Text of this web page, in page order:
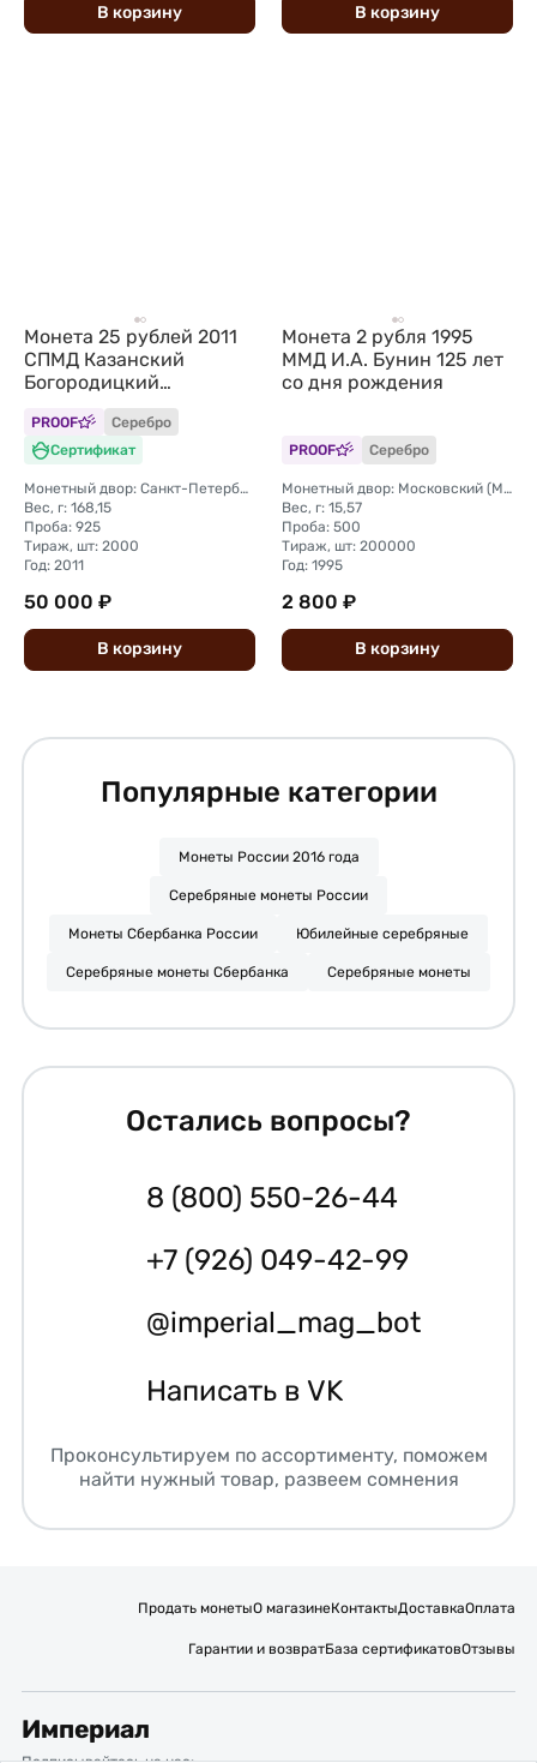
В корзину В корзину
Монета 25 рублей 2011
СПМД Казанский
Богородицкий
монастырь
PROOF
Серебро
Сертификат
Монетный двор: Санкт-Петербургский (СПМД)
Вес, г: 168,15
Проба: 925
Тираж, шт: 2000
Год: 2011
50 000 ₽
В корзину
Монета 2 рубля 1995
ММД И.А. Бунин 125 лет
со дня рождения
PROOF Серебро
Монетный двор: Московский (ММД)
Вес, г: 15,57
Проба: 500
Тираж, шт: 200000
Год: 1995
2 800 ₽
В корзину
Популярные категории
Монеты России 2016 года
Серебряные монеты России
Монеты Сбербанка России Юбилейные серебряные
Серебряные монеты Сбербанка Серебряные монеты
Остались вопросы?
8 (800) 550-26-44
+7 (926) 049-42-99
@imperial_mag_bot
Написать в VK
Проконсультируем по ассортименту, поможем
найти нужный товар, развеем сомнения
Продать монетыО магазинеКонтактыДоставкаОплата
Гарантии и возвратБаза сертификатовОтзывы
Империал